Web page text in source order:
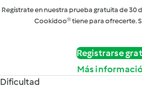
Regístrate en nuestra prueba gratuita de 30
Cookidoo® tiene para ofrecerte.
Registrarse
Más
Dificultad